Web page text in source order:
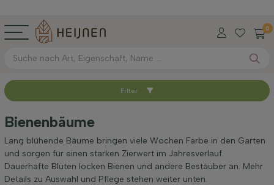
0
Sortieren nach
Verfügbar
Höhe bei Lieferung (cm)
Filter
Bienenbäume
Lang blühende Bäume bringen viele Wochen Farbe in den Garten
und sorgen für einen starken Zierwert im Jahresverlauf.
Dauerhafte Blüten locken Bienen und andere Bestäuber an. Mehr
Details zu Auswahl und Pflege stehen weiter unten.